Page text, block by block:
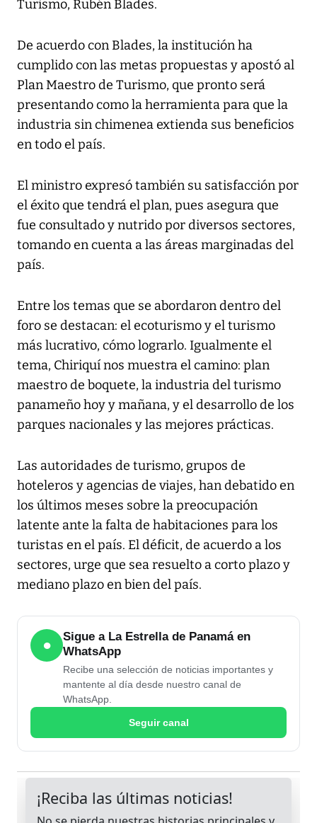
Turismo, Rubén Blades.
De acuerdo con Blades, la institución ha
cumplido con las metas propuestas y apostó al
Plan Maestro de Turismo, que pronto será
presentando como la herramienta para que la
industria sin chimenea extienda sus beneficios
en todo el país.
El ministro expresó también su satisfacción por
el éxito que tendrá el plan, pues asegura que
fue consultado y nutrido por diversos sectores,
tomando en cuenta a las áreas marginadas del
país.
Entre los temas que se abordaron dentro del
foro se destacan: el ecoturismo y el turismo
más lucrativo, cómo lograrlo. Igualmente el
tema, Chiriquí nos muestra el camino: plan
maestro de boquete, la industria del turismo
panameño hoy y mañana, y el desarrollo de los
parques nacionales y las mejores prácticas.
Las autoridades de turismo, grupos de
hoteleros y agencias de viajes, han debatido en
los últimos meses sobre la preocupación
latente ante la falta de habitaciones para los
turistas en el país. El déficit, de acuerdo a los
sectores, urge que sea resuelto a corto plazo y
mediano plazo en bien del país.
●
Sigue a La Estrella de Panamá en
WhatsApp
Recibe una selección de noticias importantes y
mantente al día desde nuestro canal de
WhatsApp.
Seguir canal